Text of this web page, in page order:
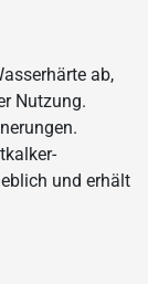
ab,
Nutzung.
und erhält